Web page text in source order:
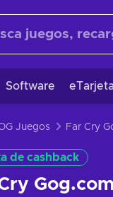
Software
Juegos
de cashback